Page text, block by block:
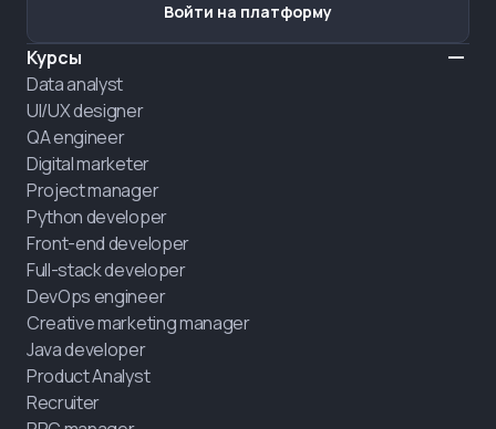
Курсы
Data analyst
UI/UX designer
QA engineer
Digital marketer
Project manager
Python developer
Front-end developer
Full-stack developer
DevOps engineer
Creative marketing manager
Java developer
Product Analyst
Recruiter
Войти на платформу